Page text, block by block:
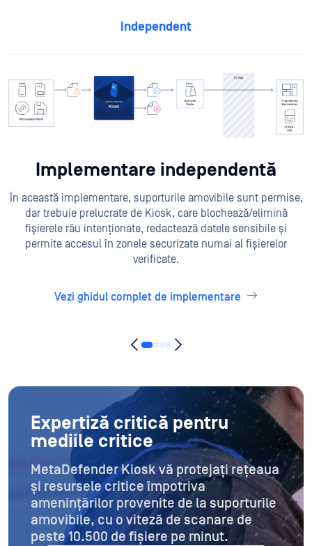
Independent
Implementare independentă
În această implementare, suporturile amovibile sunt permise,
dar trebuie prelucrate de Kiosk, care blochează/elimină
fișierele rău intenționate, redactează datele sensibile și
permite accesul în zonele securizate numai al fișierelor
verificate.
Vezi ghidul complet de implementare
Expertiză critică pentru
mediile critice
MetaDefender Kiosk vă protejați rețeaua
și resursele critice împotriva
amenințărilor provenite de la suporturile
amovibile, cu o viteză de scanare de
peste 10.500 de fișiere pe minut.